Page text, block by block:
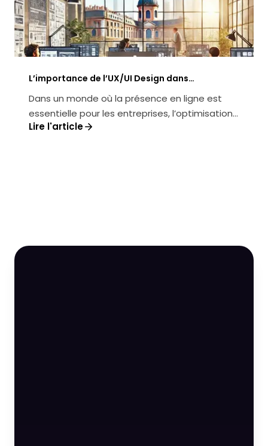
L’importance de l’UX/UI Design dans
l’optimisation des sites web à Toulouse
Dans un monde où la présence en ligne est
essentielle pour les entreprises, l’optimisation
UX/UI des sites web à Toulous...
Lire l'article